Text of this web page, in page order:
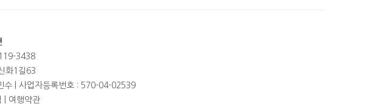
3438
화1길63
수 | 사업자등록번호 : 570-04-02539
여행약관